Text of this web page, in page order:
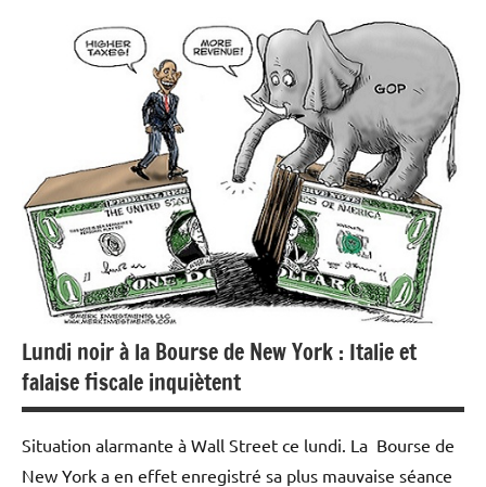
Actualités
Lundi noir à la Bourse de New York : Italie et
falaise fiscale inquiètent
Situation alarmante à Wall Street ce lundi. La Bourse de
New York a en effet enregistré sa plus mauvaise séance